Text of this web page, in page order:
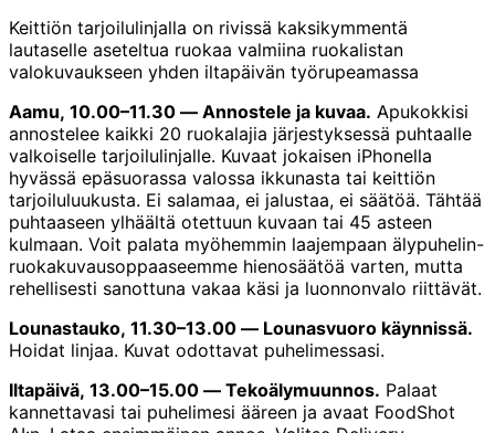
Keittiön tarjoilulinjalla on rivissä kaksikymmentä
lautaselle aseteltua ruokaa valmiina ruokalistan
valokuvaukseen yhden iltapäivän työrupeamassa
Aamu, 10.00–11.30 — Annostele ja kuvaa. Apukokkisi
annostelee kaikki 20 ruokalajia järjestyksessä puhtaalle
valkoiselle tarjoilulinjalle. Kuvaat jokaisen iPhonella
hyvässä epäsuorassa valossa ikkunasta tai keittiön
tarjoiluluukusta. Ei salamaa, ei jalustaa, ei säätöä. Tähtää
puhtaaseen ylhäältä otettuun kuvaan tai 45 asteen
kulmaan. Voit palata myöhemmin laajempaan älypuhelin-
ruokakuvausoppaaseemme hienosäätöä varten, mutta
rehellisesti sanottuna vakaa käsi ja luonnonvalo riittävät.
Lounastauko, 11.30–13.00 — Lounasvuoro käynnissä.
Hoidat linjaa. Kuvat odottavat puhelimessasi.
Iltapäivä, 13.00–15.00 — Tekoälymuunnos. Palaat
kannettavasi tai puhelimesi ääreen ja avaat FoodShot